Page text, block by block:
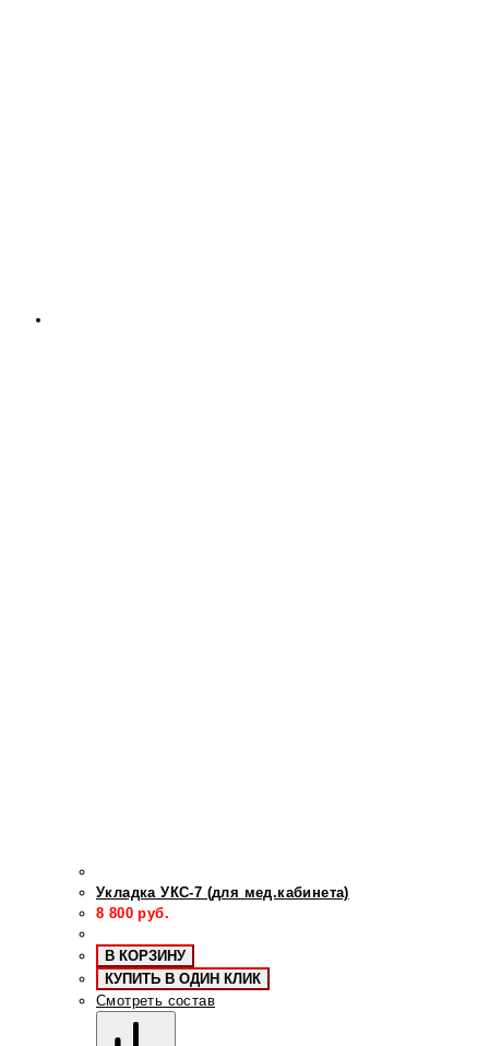
Укладка УКС-7 (для мед.кабинета)
8 800 руб.
В КОРЗИНУ
КУПИТЬ В ОДИН КЛИК
Смотреть состав